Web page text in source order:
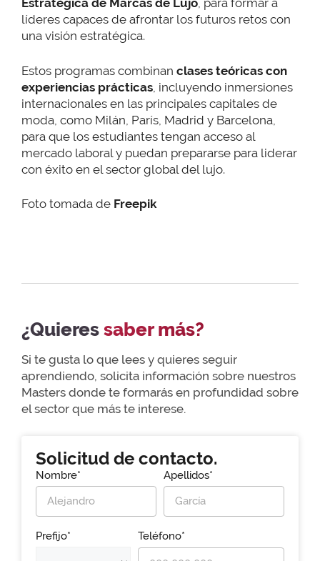
Estratégica de Marcas de Lujo, para formar a
líderes capaces de afrontar los futuros retos con
una visión estratégica.
Estos programas combinan clases teóricas con
experiencias prácticas , incluyendo inmersiones
internacionales en las principales capitales de
moda, como Milán, París, Madrid y Barcelona,
para que los estudiantes tengan acceso al
mercado laboral y puedan prepararse para liderar
con éxito en el sector global del lujo.
Foto tomada de Freepik
¿Quieressaber más?
Si te gusta lo que lees y quieres seguir
aprendiendo, solicita información sobre nuestros
Masters donde te formarás en profundidad sobre
el sector que más te interese.
Solicitud de contacto.
Nombre* Apellidos*
Prefijo* Teléfono*